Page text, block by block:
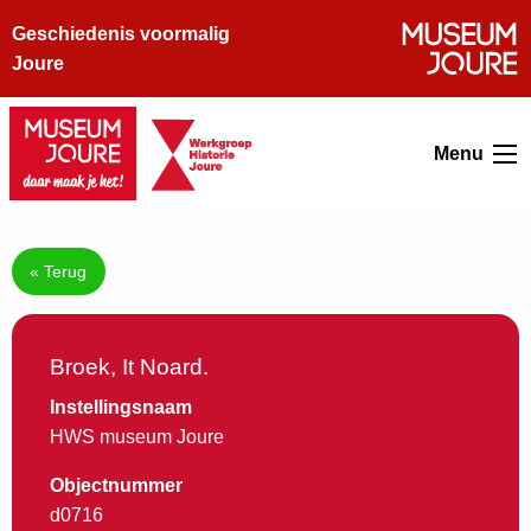
Geschiedenis voormalig
Joure
Menu
« Terug
Broek, It Noard.
Instellingsnaam
HWS museum Joure
Objectnummer
d0716